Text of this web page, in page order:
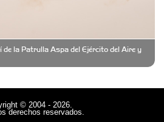
YAMASIRO
- Cubanitos Rellenos!
de la Patrulla Aspa del Ejército del Aire y
© 2004 - 2026.
derechos reservados.